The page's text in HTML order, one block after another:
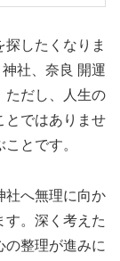
探したくなりま
社、奈良 開運
ただし、人生の
とではありませ
とです。
社へ無理に向か
す。深く考えた
の整理が進みに